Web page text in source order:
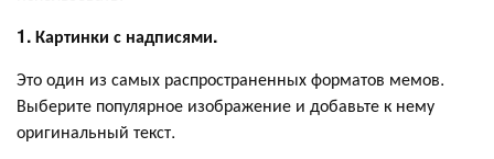
1. Картинки с надписями.
Это один из самых распространенных форматов мемов.
Выберите популярное изображение и добавьте к нему
оригинальный текст.